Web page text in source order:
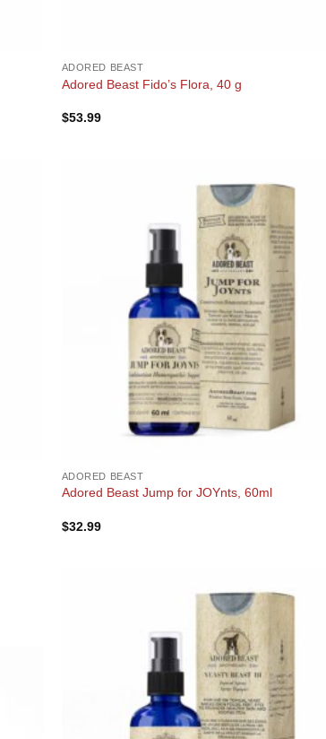
ADORED BEAST
Adored Beast Fido’s Flora, 40 g
$53.99
ADORED BEAST
Adored Beast Jump for JOYnts, 60ml
$32.99